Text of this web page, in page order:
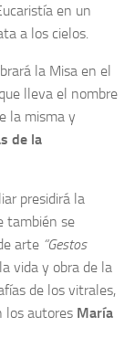
en un
a los cielos.
la Misa en el
lleva el nombre
la misma y
de la
presidirá la
también se
arte “Gestos
vida y obra de la
de los vitrales,
los autores María